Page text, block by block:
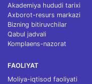
Akademiya hududi tarixi
Axborot-resurs markazi
Bizning bitiruvchilar
Qabul jadvali
Komplaens-nazorat
FAOLIYAT
Moliya-iqtisod faoliyati